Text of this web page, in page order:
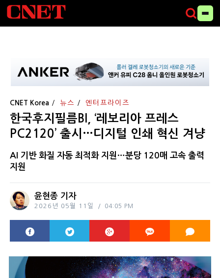
CNET Korea 뉴스 엔터프라이즈
한국후지필름BI, ‘레보리아 프레스
PC2120’ 출시…디지털 인쇄 혁신 겨냥
AI 기반 화질 자동 최적화 지원…분당 120매 고속 출력
지원
윤현종 기자
2026년 05월 11일 04:05 PM